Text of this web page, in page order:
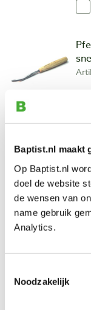
Baptist.nl maakt
Op Baptist.nl
doel de website
de wensen van
name gebruik
Analytics.
Noodzakelijk
Op